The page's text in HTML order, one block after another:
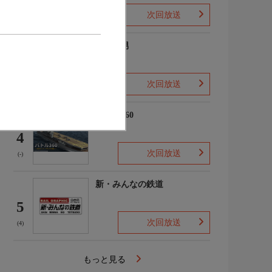
次回放送
ザ・森男
次回放送
4
(-)
バトル360
次回放送
5
(4)
新・みんなの鉄道
次回放送
もっと見る